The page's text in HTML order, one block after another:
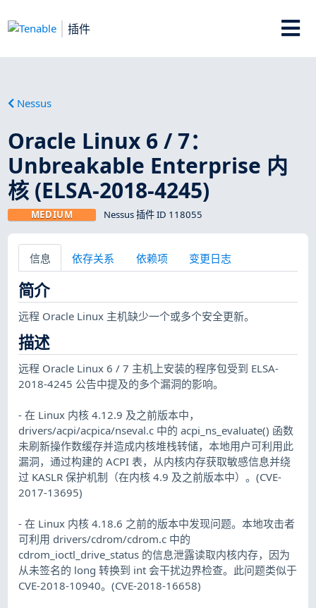
插件
Nessus
Oracle Linux 6 / 7：
Unbreakable Enterprise 内
核 (ELSA-2018-4245)
MEDIUM Nessus 插件 ID 118055
信息 依存关系 依赖项 变更日志
简介
远程 Oracle Linux 主机缺少一个或多个安全更新。
描述
远程 Oracle Linux 6 / 7 主机上安装的程序包受到 ELSA-
2018-4245 公告中提及的多个漏洞的影响。
- 在 Linux 内核 4.12.9 及之前版本中，
drivers/acpi/acpica/nseval.c 中的 acpi_ns_evaluate() 函数
未刷新操作数缓存并造成内核堆栈转储，本地用户可利用此
漏洞，通过构建的 ACPI 表，从内核内存获取敏感信息并绕
过 KASLR 保护机制（在内核 4.9 及之前版本中）。(CVE-
2017-13695)
- 在 Linux 内核 4.18.6 之前的版本中发现问题。本地攻击者
可利用 drivers/cdrom/cdrom.c 中的
cdrom_ioctl_drive_status 的信息泄露读取内核内存，因为
从未签名的 long 转换到 int 会干扰边界检查。此问题类似于
CVE-2018-10940。(CVE-2018-16658)